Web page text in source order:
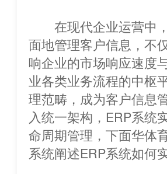
在现代企业运营中，客
面地管理客户信息，不
响企业的市场响应速度
业各类业务流程的中枢
理范畴，成为客户
入统一架构，ERP系统
命周期管理，下面华体
系统阐述ERP系统如何